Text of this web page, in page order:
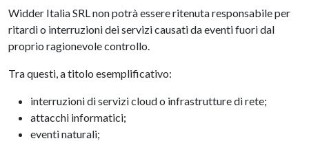
Widder Italia SRL non potrà essere ritenuta responsabile per
ritardi o interruzioni dei servizi causati da eventi fuori dal
proprio ragionevole controllo.
Tra questi, a titolo esemplificativo:
interruzioni di servizi cloud o infrastrutture di rete;
attacchi informatici;
eventi naturali;